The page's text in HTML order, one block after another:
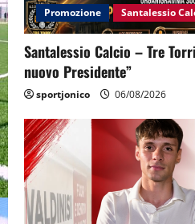
Promozione Santalessio
Santalessio Calcio – Tre
nuovo Presidente”
sportjonico 06/08/2026